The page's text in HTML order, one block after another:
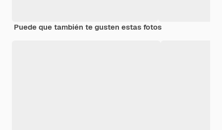
Puede que también te gusten estas fotos